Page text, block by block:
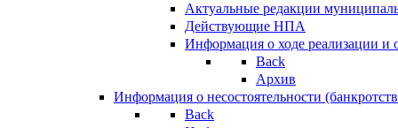
Актуальные редакции
Действующие НПА
Информация о ходе реализации
Back
Архив
Информация о несостоятельности
Back